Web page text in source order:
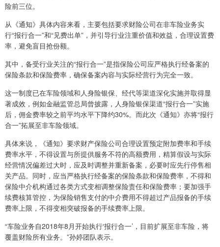
险前三位。
从《通知》具体内容来看，主要包括要求财险公司在非车险业务实
行“报行合一”和“见费出单”，并引导行业注重价值和效益，合理设置费
率，避免盲目抢份额。
其中，备受行业关注的“报行合一”是指保险公司应严格执行经备案的
保险条款和保险费率，确保备案内容与实际经营行为完全一致。
这一制度已在车险领域和人身险银保、经代等渠道深化实施并取得显
著成效，例如金融监管总局曾披露，人身险银保渠道“报行合一”实施
后，佣金费率较之前平均水平下降约30%。而此次《通知》亦将“报行
合一”拓展至非车险领域。
具体来说，《通知》要求财产保险公司合理设置预定附加费率和手续
费率水平，不得设置与所提供服务不符的高额费用，精算假设与实际
经营情况偏差过大时，应及时调整并重新备案，必要时应先行停售相
关产品。同时，应当严格执行经备案的保险条款和保险费率，不得和
保险中介机构通过各类方式变相调整保险责任和保险费率；要加强手
续费核算管控，为保险销售支付的中介费用不得超过产品报备的手续
费率上限，不得变相突破报备的手续费率上限。
“车险业务自2018年8月开始执行‘报行合一’，目前扩展至非车险，将
覆盖财险所有业务。”孙婷团队表示。